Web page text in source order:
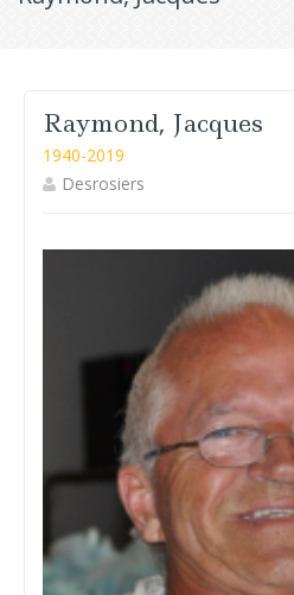
Raymond, Jacques
1940-2019
Desrosiers